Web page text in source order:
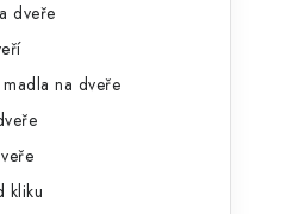
dveře
na dveře
kliku